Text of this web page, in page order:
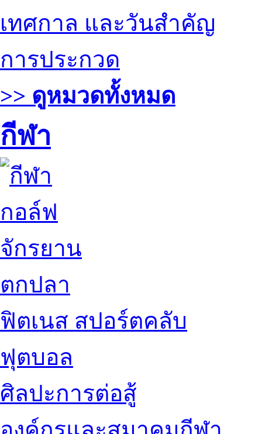
เทศกาล และวันสำคัญ
การประกวด
>> ดูหมวดทั้งหมด
กีฬา
กอล์ฟ
จักรยาน
ตกปลา
ฟิตเนส สปอร์ตคลับ
ฟุตบอล
ศิลปะการต่อสู้